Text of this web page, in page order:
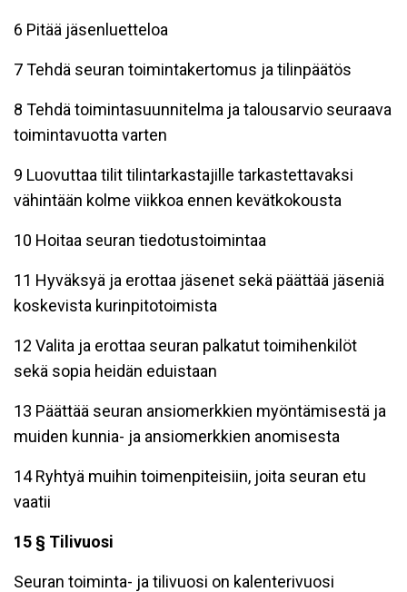
6 Pitää jäsenluetteloa
7 Tehdä seuran toimintakertomus ja tilinpäätös
8 Tehdä toimintasuunnitelma ja talousarvio seuraava
toimintavuotta varten
9 Luovuttaa tilit tilintarkastajille tarkastettavaksi
vähintään kolme viikkoa ennen kevätkokousta
10 Hoitaa seuran tiedotustoimintaa
11 Hyväksyä ja erottaa jäsenet sekä päättää jäseniä
koskevista kurinpitotoimista
12 Valita ja erottaa seuran palkatut toimihenkilöt
sekä sopia heidän eduistaan
13 Päättää seuran ansiomerkkien myöntämisestä ja
muiden kunnia- ja ansiomerkkien anomisesta
14 Ryhtyä muihin toimenpiteisiin, joita seuran etu
vaatii
15 § Tilivuosi
Seuran toiminta- ja tilivuosi on kalenterivuosi